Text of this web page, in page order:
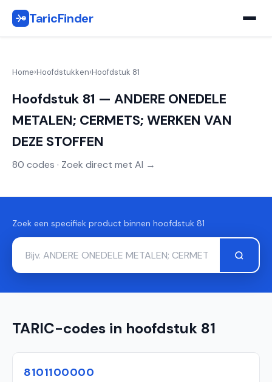
TaricFinder
Home›Hoofdstukken›Hoofdstuk 81
Hoofdstuk 81 — ANDERE ONEDELE
METALEN; CERMETS; WERKEN VAN
DEZE STOFFEN
80 codes · Zoek direct met AI →
Zoek een specifiek product binnen hoofdstuk 81
TARIC-codes in hoofdstuk 81
8101100000